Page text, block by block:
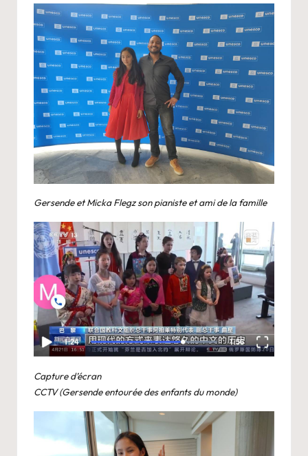
Gersende et Micka Flegz son pianiste et ami de la famille
Capture d’écran
CCTV (Gersende entourée des enfants du monde)